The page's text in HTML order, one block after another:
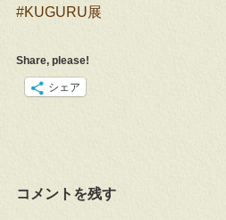
#KUGURU展
Share, please!
シェア
コメントを残す